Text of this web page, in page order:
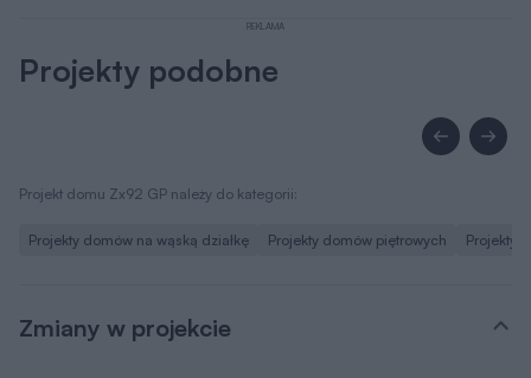
REKLAMA
Projekty podobne
Projekt domu Zx92 GP należy do kategorii:
Projekty domów na wąską działkę Projekty domów piętrowych Projekty
Zmiany w projekcie